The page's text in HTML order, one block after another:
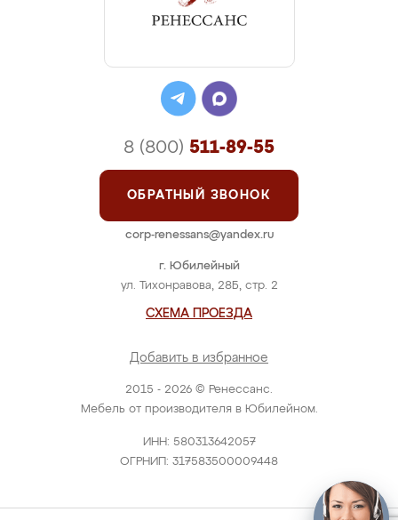
2015 - 2026 © Ренессанс.
Мебель от производителя в Юбилейном.
ИНН: 580313642057
ОГРНИП: 317583500009448
г. Юбилейный
ул. Тихонравова, 28Б, стр. 2
СХЕМА ПРОЕЗДА
Добавить в избранное
8 (800) 511-89-55
ОБРАТНЫЙ ЗВОНОК
corp-renessans@yandex.ru